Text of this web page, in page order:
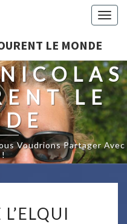
LE MONDE
LE
Voudrions Partager Avec
!